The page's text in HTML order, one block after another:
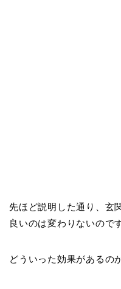
先ほど説明した通り、玄
良いのは変わりないので
どういった効果があるの